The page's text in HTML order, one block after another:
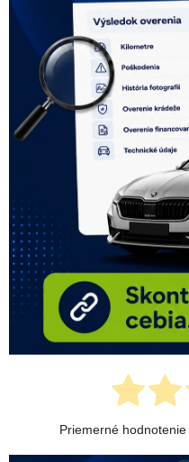
Priemerné hodnotenie